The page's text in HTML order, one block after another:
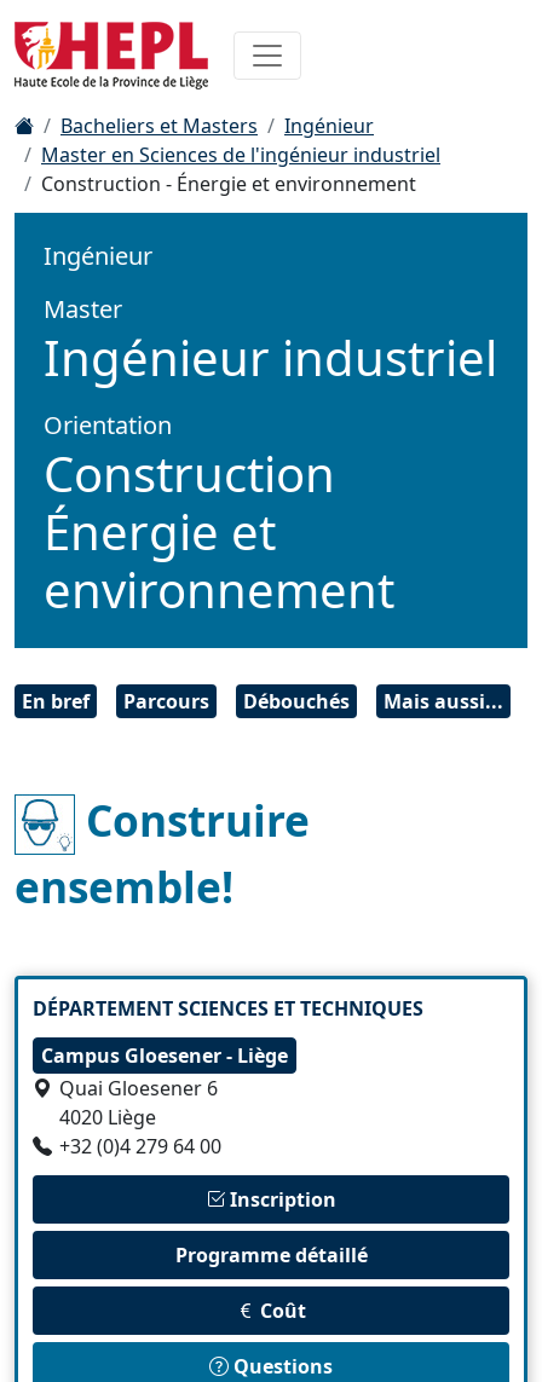
Bacheliers et Masters
Ingénieur
Master en Sciences de l'ingénieur industriel
Construction - Énergie et environnement
Ingénieur
Master
Ingénieur industriel
Orientation
Construction
Énergie et
environnement
En bref Parcours Débouchés Mais aussi...
Construire
ensemble!
DÉPARTEMENT SCIENCES ET TECHNIQUES
Campus Gloesener - Liège
Quai Gloesener 6
4020 Liège
+32 (0)4 279 64 00
Inscription
Programme détaillé
Coût
Questions